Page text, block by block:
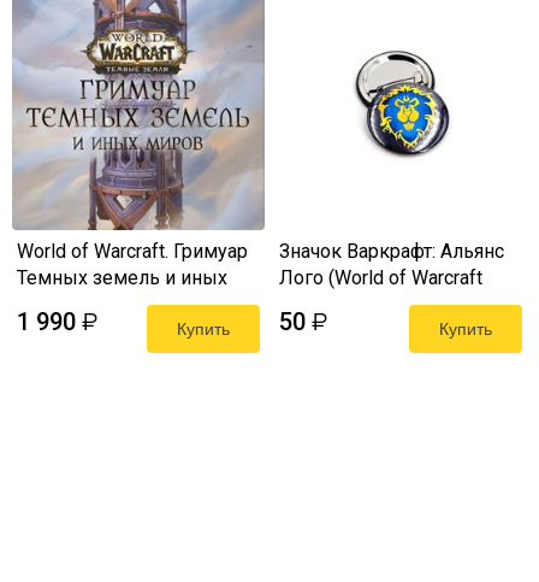
World of Warcraft. Гримуар
Темных земель и иных
миров (Артбук-книга)
1 990 ₽ Купить
Значок Варкрафт: Альянс
Лого (World of Warcraft
50 ₽ Купить